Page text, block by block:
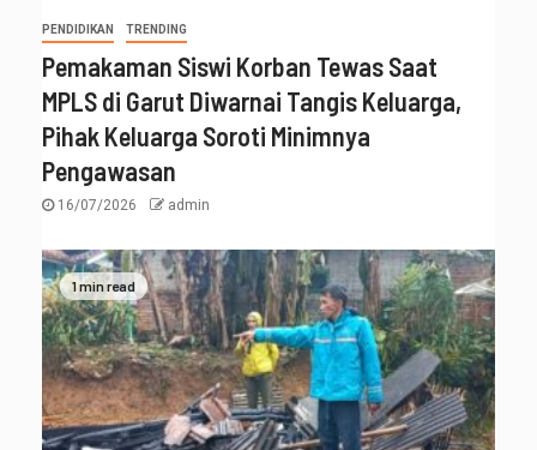
PENDIDIKAN TRENDING
Pemakaman Siswi Korban Tewas Saat
MPLS di Garut Diwarnai Tangis Keluarga,
Pihak Keluarga Soroti Minimnya
Pengawasan
16/07/2026 admin
1 min read